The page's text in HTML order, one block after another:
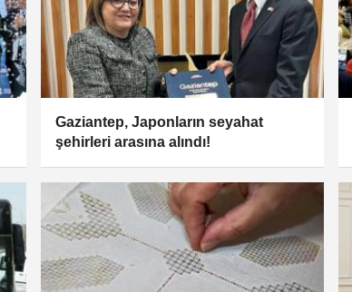
Gaziantep, Japonların seyahat
şehirleri arasına alındı!